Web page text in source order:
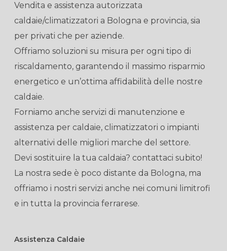
Vendita e assistenza autorizzata
caldaie/climatizzatori a Bologna e provincia, sia
per privati che per aziende.
Offriamo soluzioni su misura per ogni tipo di
riscaldamento, garantendo il massimo risparmio
energetico e un’ottima affidabilità delle nostre
caldaie.
Forniamo anche servizi di manutenzione e
assistenza per caldaie, climatizzatori o impianti
alternativi delle migliori marche del settore.
Devi sostituire la tua caldaia? contattaci subito!
La nostra sede è poco distante da Bologna, ma
offriamo i nostri servizi anche nei comuni limitrofi
e in tutta la provincia ferrarese.
Assistenza Caldaie